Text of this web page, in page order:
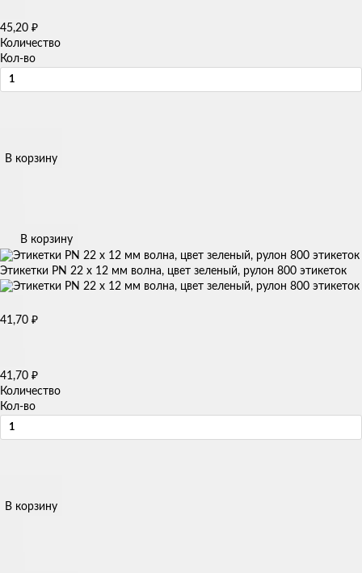
45,20 ₽
Количество
Кол-во
В корзину
В корзину
Этикетки PN 22 x 12 мм волна, цвет зеленый, рулон 800 этикеток
41,70 ₽
41,70 ₽
Количество
Кол-во
В корзину